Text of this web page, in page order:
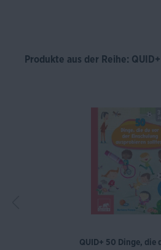
Produkte aus der Reihe: QUID+
QUID+ 50 Dinge, die